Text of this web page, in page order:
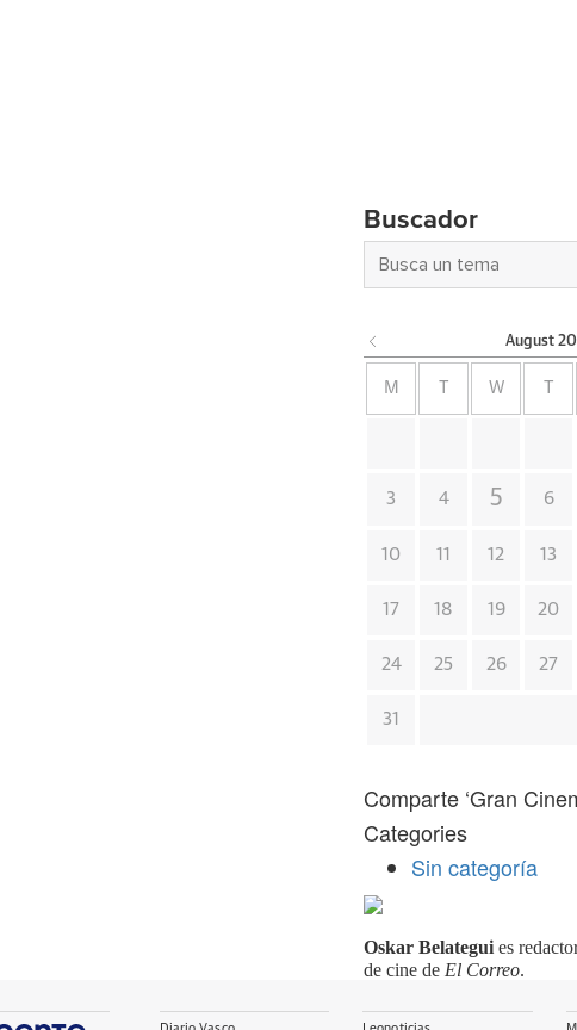
Buscador
August
M W
3 4 5 6
10 11 12 13
17 18 19 20
24 25 26 27
31
Comparte ‘Gran
Categories
Sin categoría
Oskar Belategui es
de cine de El Correo.